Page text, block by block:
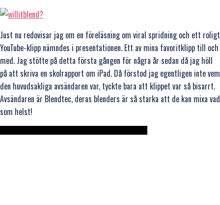
Just nu redovisar jag om en föreläsning om viral spridning och ett roligt
YouTube-klipp nämndes i presentationen. Ett av mina favoritklipp till och
med. Jag stötte på detta första gången för några år sedan då jag höll
på att skriva en skolrapport om iPad. Då förstod jag egentligen inte vem
den huvudsakliga avsändaren var, tyckte bara att klippet var så bisarrt.
Avsändaren är Blendtec, deras blenders är så starka att de kan mixa vad
som helst!